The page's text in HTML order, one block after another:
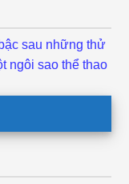
sau những thử
ngôi sao thể thao